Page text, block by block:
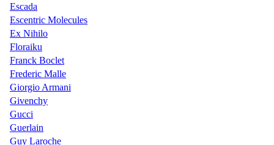
Escada
Escentric Molecules
Ex Nihilo
Floraiku
Franck Boclet
Frederic Malle
Giorgio Armani
Givenchy
Gucci
Guerlain
Guy Laroche